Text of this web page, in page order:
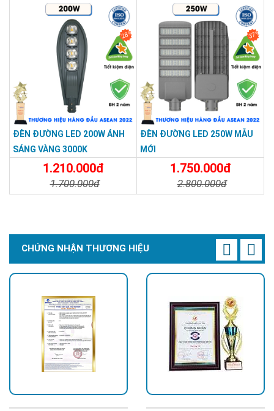
28%
ĐÈN ĐƯỜNG LED 200W ÁNH
SÁNG VÀNG 3000K
1.210.000đ
1.700.000đ
37%
ĐÈN ĐƯỜNG LED 250W MẪU
MỚI
1.750.000đ
2.800.000đ
CHỨNG NHẬN THƯƠNG HIỆU